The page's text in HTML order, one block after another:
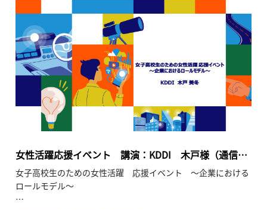
女性活躍応援イベント 講演：KDDI 木戸様（通信サ
ービス／企画開発）（2024年1月20日）
女子高校生のための女性活躍 応援イベント ～企業における
ロールモデル～